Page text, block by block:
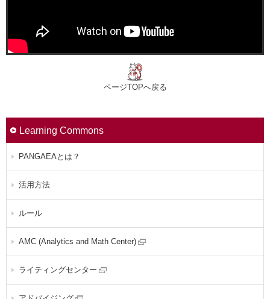
ページTOPへ戻る
Learning Commons
PANGAEAとは？
活用方法
ルール
AMC (Analytics and Math Center)
ライティングセンター